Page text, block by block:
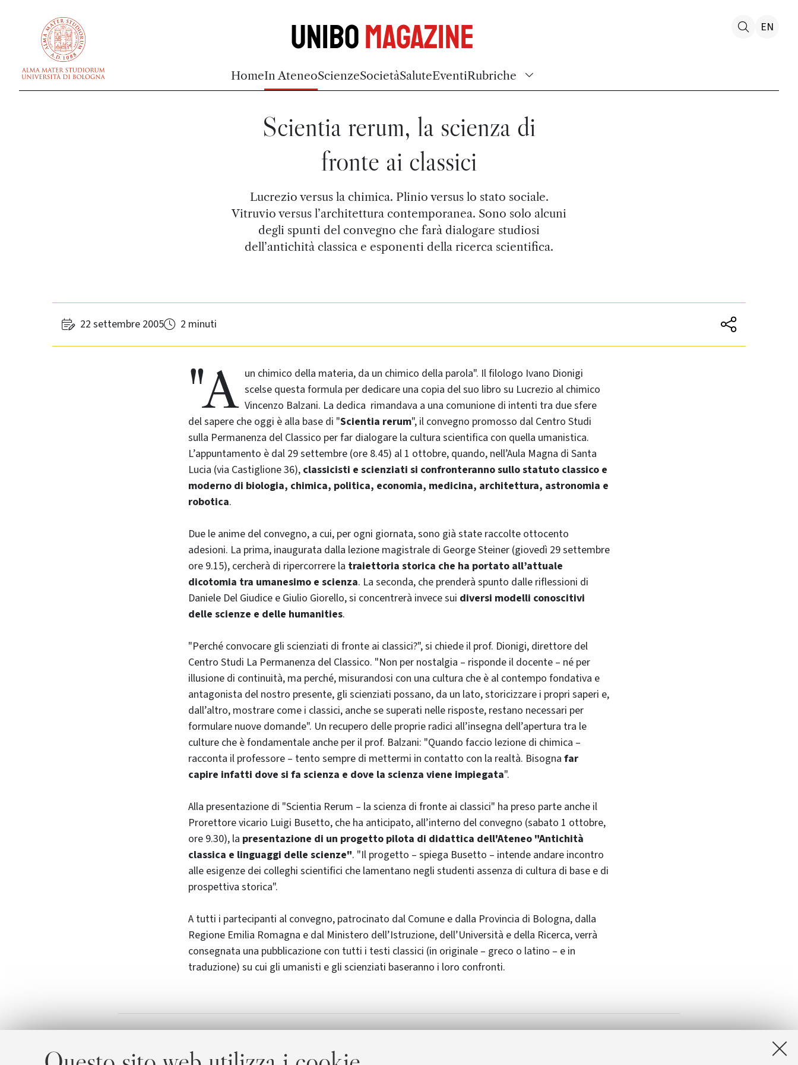
UniboMagazine
HomeIn AteneoScienzeSocietàSaluteEventiRubriche
EN
Scientia rerum, la scienza di
fronte ai classici
Lucrezio versus la chimica. Plinio versus lo stato sociale.
Vitruvio versus l’architettura contemporanea. Sono solo alcuni
degli spunti del convegno che farà dialogare studiosi
dell’antichità classica e esponenti della ricerca scientifica.
22 settembre 2005 2 minuti
"A un chimico della materia, da un chimico della parola". Il filologo Ivano Dionigi
scelse questa formula per dedicare una copia del suo libro su Lucrezio al chimico
Vincenzo Balzani. La dedica rimandava a una comunione di intenti tra due sfere
del sapere che oggi è alla base di "Scientia rerum", il convegno promosso dal Centro Studi
sulla Permanenza del Classico per far dialogare la cultura scientifica con quella umanistica.
L’appuntamento è dal 29 settembre (ore 8.45) al 1 ottobre, quando, nell’Aula Magna di Santa
Lucia (via Castiglione 36), classicisti e scienziati si confronteranno sullo statuto classico e
moderno di biologia, chimica, politica, economia, medicina, architettura, astronomia e
robotica.
Due le anime del convegno, a cui, per ogni giornata, sono già state raccolte ottocento
adesioni. La prima, inaugurata dalla lezione magistrale di George Steiner (giovedì 29 settembre
ore 9.15), cercherà di ripercorrere la traiettoria storica che ha portato all’attuale
dicotomia tra umanesimo e scienza. La seconda, che prenderà spunto dalle riflessioni di
Daniele Del Giudice e Giulio Giorello, si concentrerà invece sui diversi modelli conoscitivi
delle scienze e delle humanities.
"Perché convocare gli scienziati di fronte ai classici?", si chiede il prof. Dionigi, direttore del
Centro Studi La Permanenza del Classico. "Non per nostalgia – risponde il docente – né per
illusione di continuità, ma perché, misurandosi con una cultura che è al contempo fondativa e
antagonista del nostro presente, gli scienziati possano, da un lato, storicizzare i propri saperi e,
dall’altro, mostrare come i classici, anche se superati nelle risposte, restano necessari per
formulare nuove domande". Un recupero delle proprie radici all’insegna dell’apertura tra le
culture che è fondamentale anche per il prof. Balzani: "Quando faccio lezione di chimica –
racconta il professore – tento sempre di mettermi in contatto con la realtà. Bisogna far
capire infatti dove si fa scienza e dove la scienza viene impiegata".
Alla presentazione di "Scientia Rerum – la scienza di fronte ai classici" ha preso parte anche il
Prorettore vicario Luigi Busetto, che ha anticipato, all’interno del convegno (sabato 1 ottobre,
ore 9.30), la presentazione di un progetto pilota di didattica dell'Ateneo "Antichità
classica e linguaggi delle scienze". "Il progetto – spiega Busetto – intende andare incontro
alle esigenze dei colleghi scientifici che lamentano negli studenti assenza di cultura di base e di
prospettiva storica".
A tutti i partecipanti al convegno, patrocinato dal Comune e dalla Provincia di Bologna, dalla
Regione Emilia Romagna e dal Ministero dell’Istruzione, dell’Università e della Ricerca, verrà
consegnata una pubblicazione con tutti i testi classici (in originale – greco o latino – e in
traduzione) su cui gli umanisti e gli scienziati baseranno i loro confronti.
Allegati